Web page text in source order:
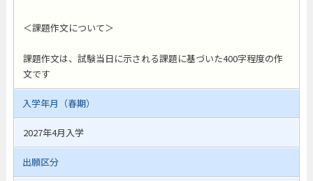
＜課題作文について＞
課題作文は、試験当日に示される課題に基づいた400字程度の作
文です
入学年月（春期）
2027年4月入学
出願区分